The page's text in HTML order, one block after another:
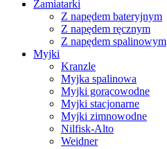
Zamiatarki
Z napędem bateryjnym
Z napędem ręcznym
Z napędem spalinowym
Myjki
Kranzle
Myjka spalinowa
Myjki gorącowodne
Myjki stacjonarne
Myjki zimnowodne
Nilfisk-Alto
Weidner